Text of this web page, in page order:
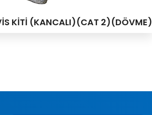
KİTİ (KANCALI)(CAT 2)(DÖVME)